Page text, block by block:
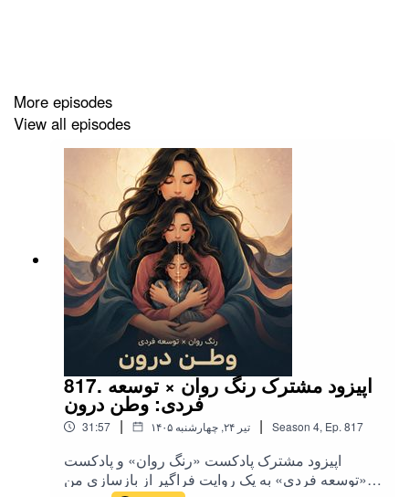
More episodes
View all episodes
817. اپیزود مشترک رنگ روان × توسعه
فردی: وطن درون
31:57 | ۱۴۰۵ تیر ۲۴, چهارشنبه | Season 4, Ep. 817
اپیزود مشترک پادکست «رنگ‌ روان» و پادکست
«توسعه فردی» به یک ر‌وایت فراگیر از بازسازی من